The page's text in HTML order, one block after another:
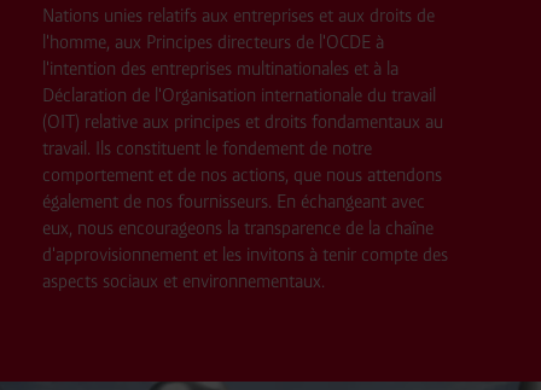
Nations unies relatifs aux entreprises et aux droits de
l'homme, aux Principes directeurs de l'OCDE à
l'intention des entreprises multinationales et à la
Déclaration de l'Organisation internationale du travail
(OIT) relative aux principes et droits fondamentaux au
travail. Ils constituent le fondement de notre
comportement et de nos actions, que nous attendons
également de nos fournisseurs. En échangeant avec
eux, nous encourageons la transparence de la chaîne
d'approvisionnement et les invitons à tenir compte des
aspects sociaux et environnementaux.